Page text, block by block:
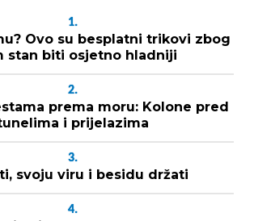
1.
Ovo su besplatni trikovi zbog
stan biti osjetno hladniji
2.
prema moru: Kolone pred
i prijelazima
3.
svoju viru i besidu držati
4.